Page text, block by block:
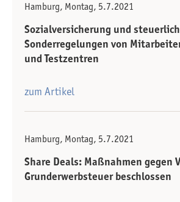
Hamburg, Montag, 5.7.2021
Sozialversicherung und
Sonderregelungen von
und Testzentren
zum Artikel
Hamburg, Montag, 5.7.2021
Share Deals: Maßnahmen gegen
Grunderwerbsteuer beschlossen